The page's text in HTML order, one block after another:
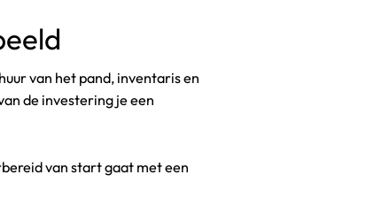
van het pand, inventaris en
de investering je een
van start gaat met een